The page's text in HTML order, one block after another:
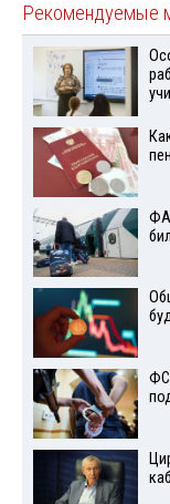
Рекомендуемые